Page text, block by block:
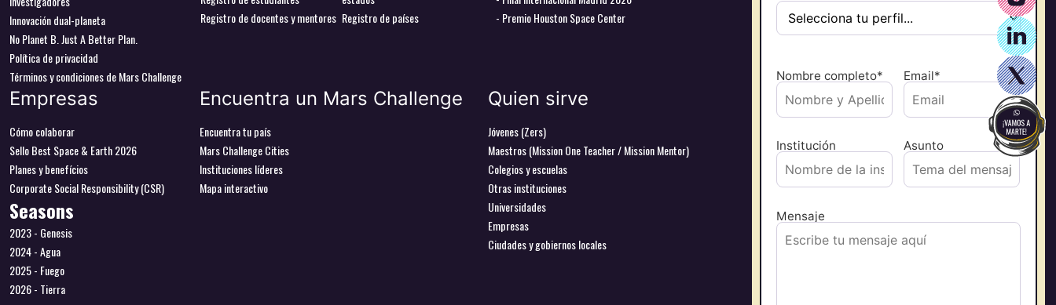
Innovación dual-planeta
No Planet B. Just A Better Plan.
Política de privacidad
Términos y condiciones de Mars Challenge
Registro de docentes y mentores Registro de países
- Premio Houston Space Center
Empresas
Cómo colaborar
Sello Best Space & Earth 2026
Planes y benefícios
Corporate Social Responsibility (CSR)
Seasons
2023 - Genesis
2024 - Agua
2025 - Fuego
2026 - Tierra
Encuentra un Mars Challenge
Encuentra tu país
Mars Challenge Cities
Instituciones líderes
Mapa interactivo
Quien sirve
Jóvenes (Zers)
Maestros (Mission One Teacher / Mission Mentor)
Colegios y escuelas
Otras instituciones
Universidades
Empresas
Ciudades y gobiernos locales
Nombre completo* Email*
Institución Asunto
Mensaje